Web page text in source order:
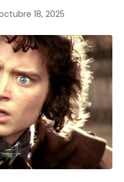
18, 2025